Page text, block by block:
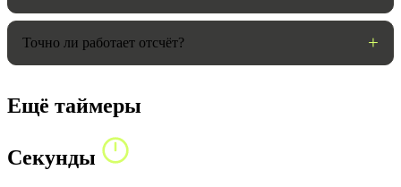
Точно ли работает отсчёт?
Ещё таймеры
Секунды